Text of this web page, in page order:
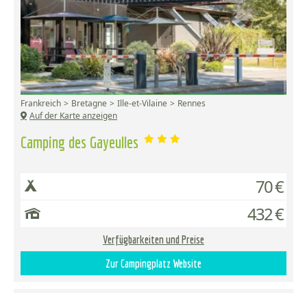
Camping des Gayeulles
Frankreich Bretagne Ille-et-Vilaine
Rennes
Auf der Karte anzeigen
70 €
432 €
Verfügbarkeiten und Preise
Zur Campingplatz Website